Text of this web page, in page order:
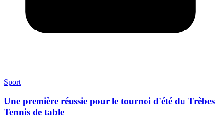
Sport
Une première réussie pour le tournoi d'été du Trèbes
Tennis de table